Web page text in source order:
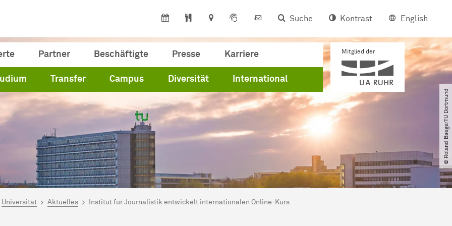
Suche Kontrast English
Partner Beschäftigte Presse Karriere
Transfer Campus Diversität International
Mitglied der
© Roland Baege​/​TU Dortmund
hier:
Universität Aktuelles Institut für Journalistik entwickelt internationalen Online-Kurs